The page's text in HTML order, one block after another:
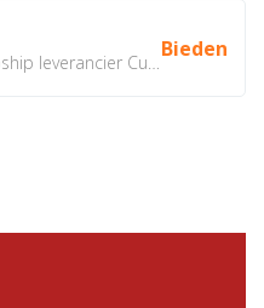
Bieden